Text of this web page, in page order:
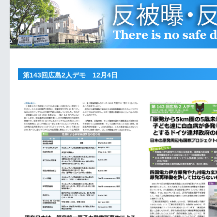
第143回広島2人デモ 12月4日